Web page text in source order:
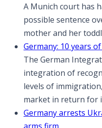
A Munich court has
possible sentence
mother and her
Germany: 10 years
The German
integration of
levels of
market in return for
Germany arrests
arms firm